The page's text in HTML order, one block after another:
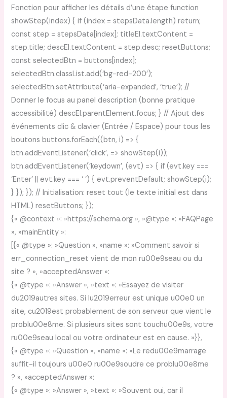
Fonction pour afficher les détails d’une étape function
showStep(index) { if (index = stepsData.length) return;
const step = stepsData[index]; titleEl.textContent =
step.title; descEl.textContent = step.desc; resetButtons;
const selectedBtn = buttons[index];
selectedBtn.classList.add(‘bg-red-200’);
selectedBtn.setAttribute(‘aria-expanded’, ‘true’); //
Donner le focus au panel description (bonne pratique
accessibilité) descEl.parentElement.focus; } // Ajout des
événements clic & clavier (Entrée / Espace) pour tous les
boutons buttons.forEach((btn, i) => {
btn.addEventListener(‘click’, => showStep(i));
btn.addEventListener(‘keydown’, (evt) => { if (evt.key ===
‘Enter’ || evt.key === ‘ ‘) { evt.preventDefault; showStep(i);
} }); }); // Initialisation: reset tout (le texte initial est dans
HTML) resetButtons; });
{« @context »: »https://schema.org », »@type »: »FAQPage
», »mainEntity »:
[{« @type »: »Question », »name »: »Comment savoir si
err_connection_reset vient de mon ru00e9seau ou du
site ? », »acceptedAnswer »:
{« @type »: »Answer », »text »: »Essayez de visiter
du2019autres sites. Si lu2019erreur est unique u00e0 un
site, cu2019est probablement de son serveur que vient le
problu00e8me. Si plusieurs sites sont touchu00e9s, votre
ru00e9seau local ou votre ordinateur est en cause. »}},
{« @type »: »Question », »name »: »Le redu00e9marrage
suffit-il toujours u00e0 ru00e9soudre ce problu00e8me
? », »acceptedAnswer »:
{« @type »: »Answer », »text »: »Souvent oui, car il